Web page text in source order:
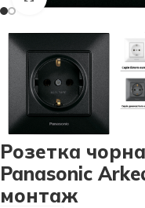
Розетка
Panasonic
монтаж